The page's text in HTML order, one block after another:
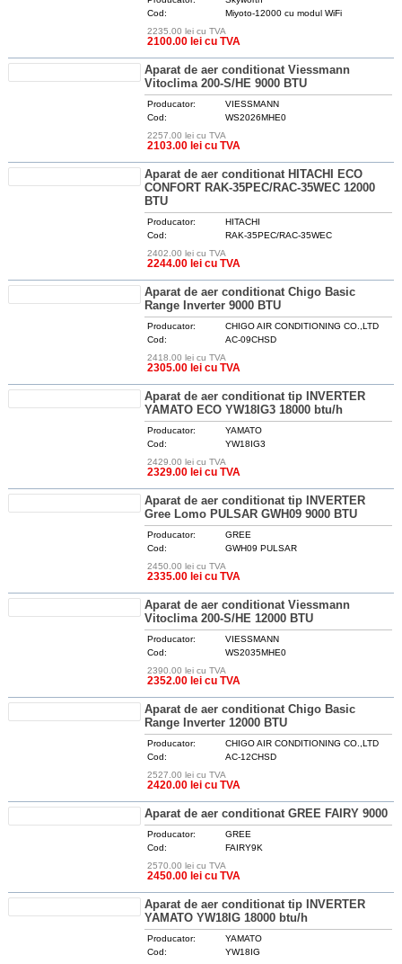
Cod:
Miyoto-12000 cu modul WiFi
2235.00 lei cu TVA
2100.00 lei cu TVA
Aparat de aer conditionat Viessmann
Vitoclima 200-S/HE 9000 BTU
Producator:
VIESSMANN
Cod:
WS2026MHE0
2257.00 lei cu TVA
2103.00 lei cu TVA
Aparat de aer conditionat HITACHI ECO
CONFORT RAK-35PEC/RAC-35WEC 12000
BTU
Producator:
HITACHI
Cod:
RAK-35PEC/RAC-35WEC
2402.00 lei cu TVA
2244.00 lei cu TVA
Aparat de aer conditionat Chigo Basic
Range Inverter 9000 BTU
Producator:
CHIGO AIR CONDITIONING CO.,LTD
Cod:
AC-09CHSD
2418.00 lei cu TVA
2305.00 lei cu TVA
Aparat de aer conditionat tip INVERTER
YAMATO ECO YW18IG3 18000 btu/h
Producator:
YAMATO
Cod:
YW18IG3
2429.00 lei cu TVA
2329.00 lei cu TVA
Aparat de aer conditionat tip INVERTER
Gree Lomo PULSAR GWH09 9000 BTU
Producator:
GREE
Cod:
GWH09 PULSAR
2450.00 lei cu TVA
2335.00 lei cu TVA
Aparat de aer conditionat Viessmann
Vitoclima 200-S/HE 12000 BTU
Producator:
VIESSMANN
Cod:
WS2035MHE0
2390.00 lei cu TVA
2352.00 lei cu TVA
Aparat de aer conditionat Chigo Basic
Range Inverter 12000 BTU
Producator:
CHIGO AIR CONDITIONING CO.,LTD
Cod:
AC-12CHSD
2527.00 lei cu TVA
2420.00 lei cu TVA
Aparat de aer conditionat GREE FAIRY 9000
Producator:
GREE
Cod:
FAIRY9K
2570.00 lei cu TVA
2450.00 lei cu TVA
Aparat de aer conditionat tip INVERTER
YAMATO YW18IG 18000 btu/h
Producator:
YAMATO
Cod:
YW18IG